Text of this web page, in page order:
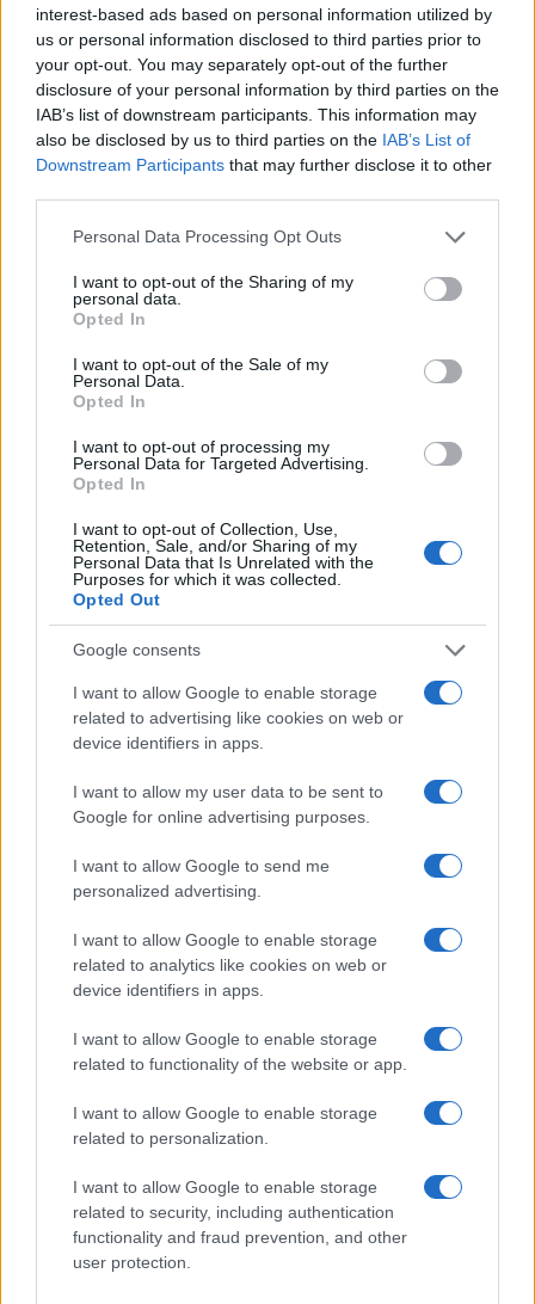
interest-based ads based on personal information utilized by
us or personal information disclosed to third parties prior to
your opt-out. You may separately opt-out of the further
disclosure of your personal information by third parties on the
IAB’s list of downstream participants. This information may
also be disclosed by us to third parties on the IAB’s List of
Downstream Participants that may further disclose it to other
Please note that this website/app uses one or more Google
not limited to your visit or usage behaviour. You may click to
grant or deny consent to Google and its third-party tags to
use your data for below specified purposes in below Google
consent section.
Personal Data Processing Opt Outs
I want to opt-out of the Sharing of my
personal data.
Opted In
I want to opt-out of the Sale of my
Personal Data.
Opted In
I want to opt-out of processing my
Personal Data for Targeted Advertising.
Opted In
I want to opt-out of Collection, Use,
Retention, Sale, and/or Sharing of my
Personal Data that Is Unrelated with the
Purposes for which it was collected.
Opted Out
Google consents
I want to allow Google to enable storage
related to advertising like cookies on web or
device identifiers in apps.
I want to allow my user data to be sent to
Google for online advertising purposes.
I want to allow Google to send me
personalized advertising.
I want to allow Google to enable storage
related to analytics like cookies on web or
device identifiers in apps.
I want to allow Google to enable storage
related to functionality of the website or app.
I want to allow Google to enable storage
related to personalization.
I want to allow Google to enable storage
related to security, including authentication
functionality and fraud prevention, and other
user protection.
Continue lendo
Principais ações recomendadas para dividendos em agosto de
Bruno Costa · 6 ago 2026
INVESTIMENTOS
Como criar uma carteira de investimentos diversificada e
Bruno Costa · 4 ago 2026